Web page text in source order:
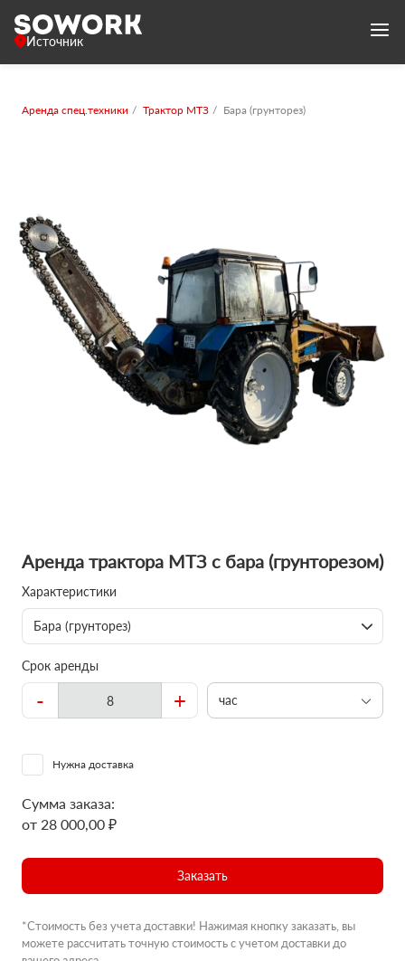
Источник
Аренда спец.техники Трактор МТЗ Бара (грунторез)
Аренда трактора МТЗ с бара (грунторезом)
Характеристики
Бара (грунторез)
Срок аренды
- + час
Нужна доставка
Сумма заказа:
от 28 000,00 ₽
Заказать
*Стоимость без учета доставки! Нажимая кнопку заказать, вы
можете рассчитать точную стоимость с учетом доставки до